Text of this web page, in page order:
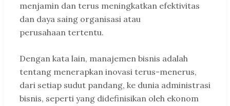
menjamin dan terus meningkatkan efektivitas
dan daya saing organisasi atau
perusahaan tertentu.
Dengan kata lain, manajemen bisnis adalah
tentang menerapkan inovasi terus-menerus,
dari setiap sudut pandang, ke dunia administrasi
bisnis, seperti yang didefinisikan oleh ekonom